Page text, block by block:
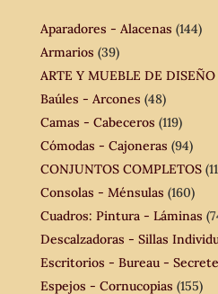
Aparadores - Alacenas (144)
Armarios (39)
ARTE Y MUEBLE DE DISEÑO
Baúles - Arcones (48)
Camas - Cabeceros (119)
Cómodas - Cajoneras (94)
CONJUNTOS COMPLETOS
Consolas - Ménsulas (160)
Cuadros: Pintura - Láminas
Descalzadoras - Sillas
Escritorios - Bureau -
Espejos - Cornucopias (155)